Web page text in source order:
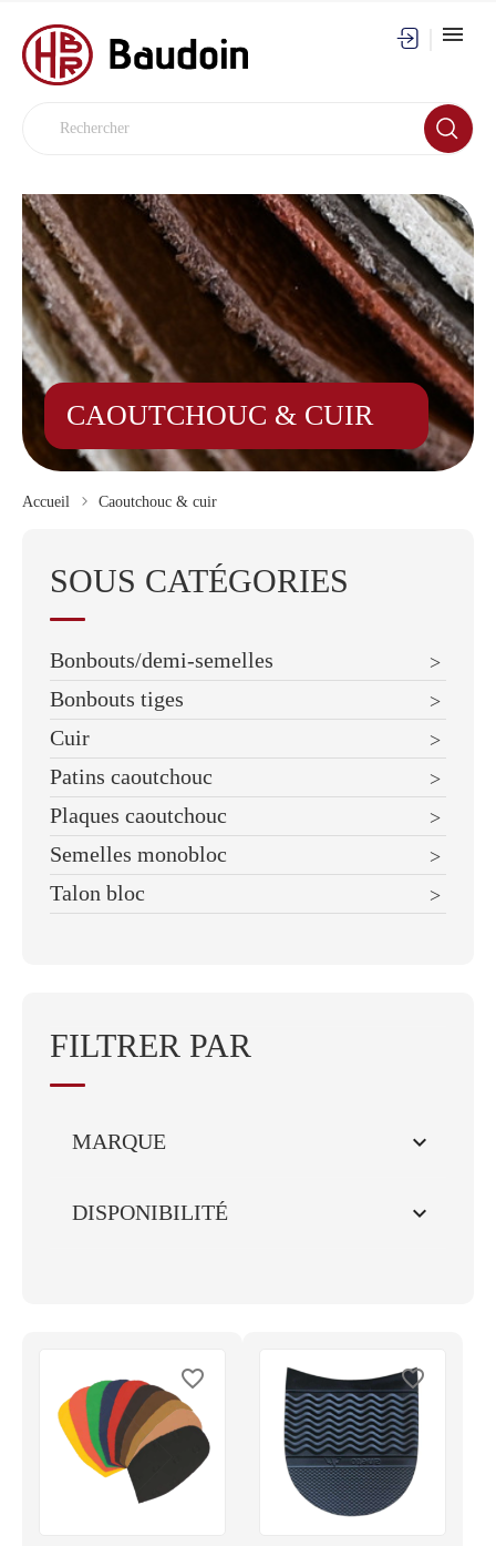
CAOUTCHOUC & CUIR
Accueil Caoutchouc & cuir
SOUS CATÉGORIES
Bonbouts/demi-semelles
Bonbouts tiges
Cuir
Patins caoutchouc
Plaques caoutchouc
Semelles monobloc
Talon bloc
FILTRER PAR
MARQUE 
DISPONIBILITÉ 
favorite_border favorite_border